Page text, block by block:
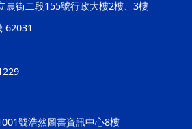
農街二段155號行政大樓2樓、3樓
62031
號浩然圖書資訊中心8樓